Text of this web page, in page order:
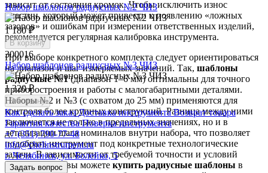
зависит от состояния кромок. Чтобы исключить износ
пластин, который может привести к появлению «ложных
зазоров» и ошибкам при измерении ответственных изделий,
рекомендуется регулярная калибровка инструмента.
При выборе конкретного комплекта следует ориентироваться
на диапазон и шаг измеряемых значений. Так, шаблоны
радиусные №1(диапазон 1–6 мм) оптимальны для точного
приборостроения и работы с малогабаритными деталями.
Наборы №2 и №3 (с охватом до 25 мм) применяются для
контроля более крупных конструкций. Разница между ними
заключается не только в предельных значениях, но и в
детализации шага номиналов внутри набора, что позволяет
подобрать инструмент под конкретные технологические
задачи. В зависимости от требуемой точности и условий
эксплуатации, вы можете купить радиусные шаблоны в
Набор шаблонов радиусных №2 ЧИЗ
1 180 ₽
В корзину
300016
Набор шаблонов радиусных №3 ЧИЗ
1 320 ₽
В корзину
Как сделать заказДоставка инструментаВозврат товара
Гарантия качестваПоверка инструмента
+7 (351) 790-77-48
info@chelinstrument.ru
г. Челябинск, ул. Болейко, 5
Задать вопрос